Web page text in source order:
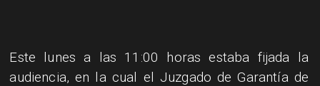
Este lunes a las 11:00 horas estaba fijada la
audiencia, en la cual el Juzgado de Garantía de